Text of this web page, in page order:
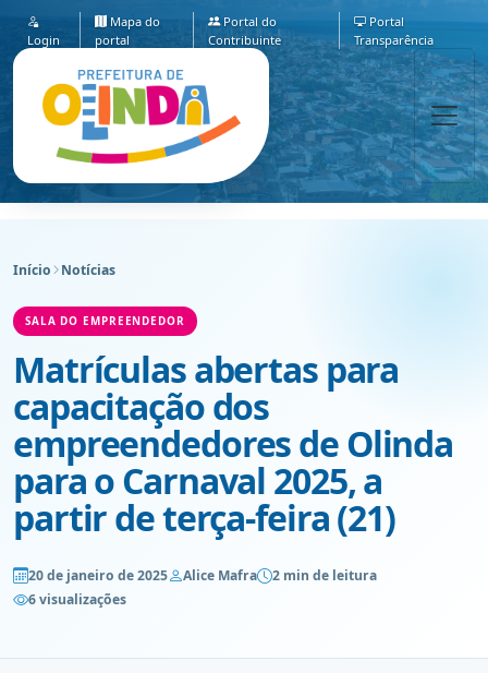
Login
Mapa do
portal
Portal do
Contribuinte
Portal
Transparência
Início Notícias
SALA DO EMPREENDEDOR
Matrículas abertas para
capacitação dos
empreendedores de Olinda
para o Carnaval 2025, a
partir de terça-feira (21)
20 de janeiro de 2025 Alice Mafra
2 min de leitura
6 visualizações